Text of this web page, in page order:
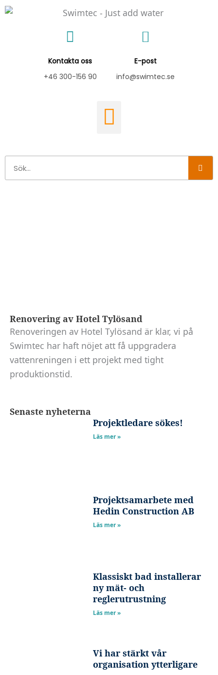
Hoppa
Kontakta oss
+46 300-156 90
E-post
info@swimtec.se
Renovering av Hotel Tylösand
Renoveringen av Hotel Tylösand är klar, vi på
Swimtec har haft nöjet att få uppgradera
vattenreningen i ett projekt med tight
produktionstid.
Senaste nyheterna
Projektledare sökes!
Läs mer »
Projektsamarbete med
Hedin Construction AB
Läs mer »
Klassiskt bad installerar
ny mät- och
reglerutrustning
Läs mer »
Vi har stärkt vår
organisation ytterligare